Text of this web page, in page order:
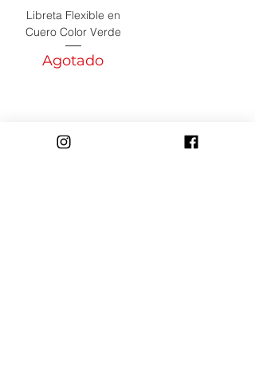
Libreta Flexible en
Cuero Color Verde
Agotado